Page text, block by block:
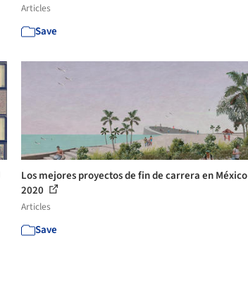
Articles
Save
Los mejores proyectos de fin de carrera en México
2020
Articles
Save